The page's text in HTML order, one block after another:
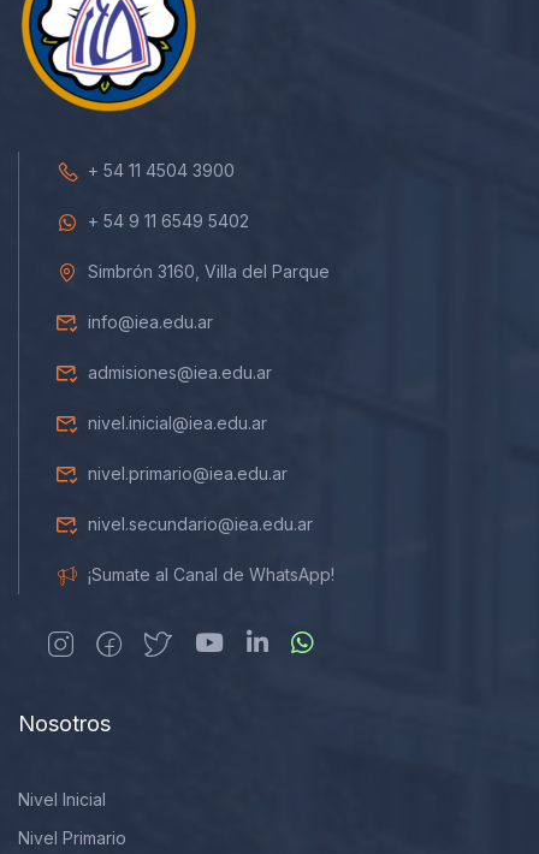
+ 54 11 4504 3900
+ 54 9 11 6549 5402
Simbrón 3160, Villa del Parque
info@iea.edu.ar
admisiones@iea.edu.ar
nivel.inicial@iea.edu.ar
nivel.primario@iea.edu.ar
nivel.secundario@iea.edu.ar
¡Sumate al Canal de WhatsApp!
Nosotros
Nivel Inicial
Nivel Primario